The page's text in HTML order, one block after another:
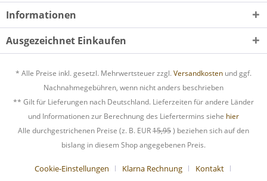
Informationen
Ausgezeichnet Einkaufen
* Alle Preise inkl. gesetzl. Mehrwertsteuer zzgl. Versandkosten und ggf.
Nachnahmegebühren, wenn nicht anders beschrieben
** Gilt für Lieferungen nach Deutschland. Lieferzeiten für andere Länder
und Informationen zur Berechnung des Liefertermins siehe hier
Alle durchgestrichenen Preise (z. B. EUR15,95) beziehen sich auf den
bislang in diesem Shop angegebenen Preis.
Cookie-Einstellungen Klarna Rechnung
Kontakt